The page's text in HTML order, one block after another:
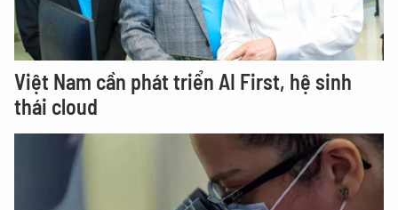
Việt Nam cần phát triển AI First, hệ sinh
thái cloud